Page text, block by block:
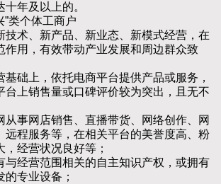
及以上的。
类个体工商户
、新产品、新业态、新模式经营，在
作用，有效带动产业发展和周边群众致
上，依托电商平台提供产品或服务，
台上销售量或口碑评价较为突出，且无不
网店销售、直播带货、网络创作、网
远程服务等，在相关平台的美誉度高、粉
经营状况良好等；
营范围相关的自主知识产权，或拥有
的专业设备；